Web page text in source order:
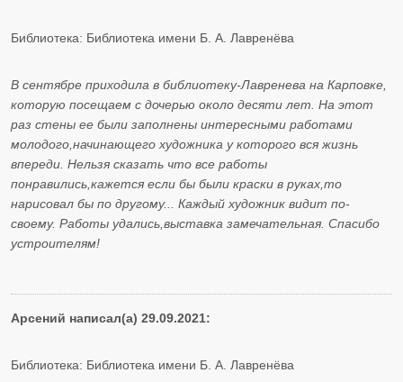
Библиотека: Библиотека имени Б. А. Лавренёва
В сентябре приходила в библиотеку-Лавренева на Карповке,
которую посещаем с дочерью около десяти лет. На этот
раз стены ее были заполнены интересными работами
молодого,начинающего художника у которого вся жизнь
впереди. Нельзя сказать что все работы
понравились,кажется если бы были краски в руках,то
нарисовал бы по другому... Каждый художник видит по-
своему. Работы удались,выставка замечательная. Спасибо
устроителям!
Арсений написал(а) 29.09.2021:
Библиотека: Библиотека имени Б. А. Лавренёва